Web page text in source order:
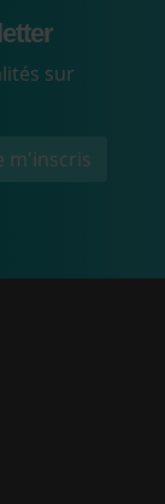
sur
m'inscris